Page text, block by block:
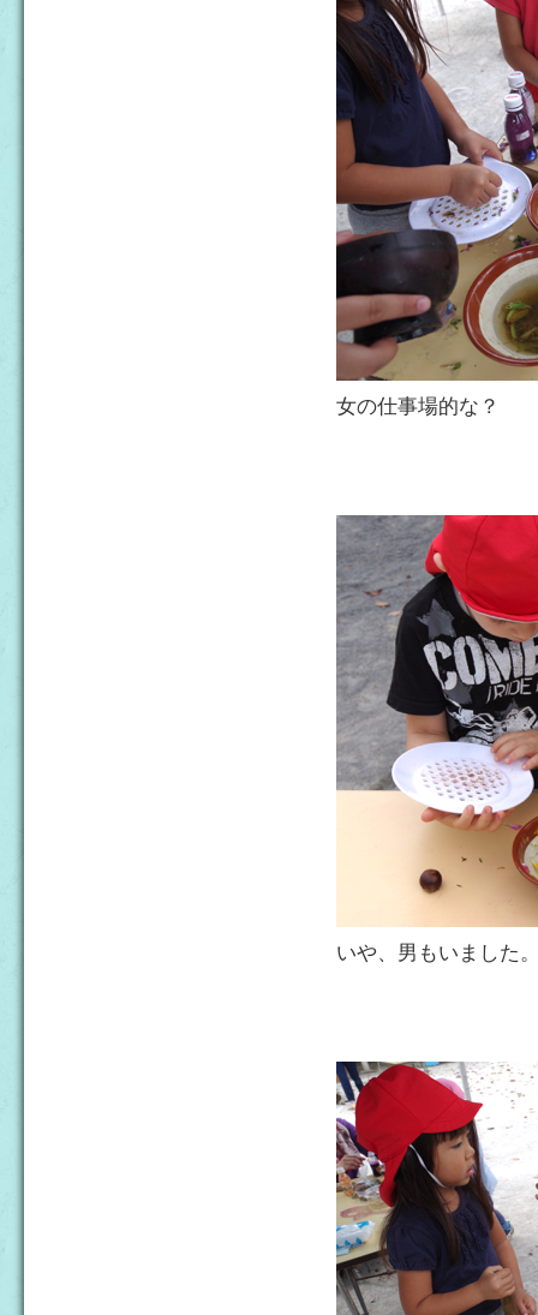
女の仕事場的な？
いや、男もいました